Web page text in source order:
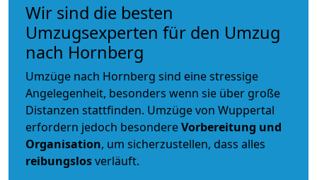
Wir sind die besten
Umzugsexperten für den Umzug
nach Hornberg
Umzüge nach Hornberg sind eine stressige
Angelegenheit, besonders wenn sie über große
Distanzen stattfinden. Umzüge von Wuppertal
erfordern jedoch besondereVorbereitung und
Organisation, um sicherzustellen, dass alles
reibungslosverläuft.